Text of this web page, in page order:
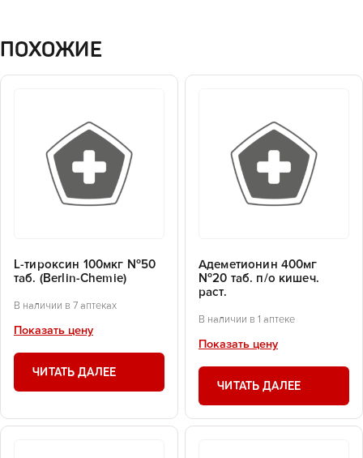
ПОХОЖИЕ
L-тироксин 100мкг №50
таб. (Berlin-Chemie)
В наличии в 7 аптеках
Показать цену
ЧИТАТЬ ДАЛЕЕ
Адеметионин 400мг
№20 таб. п/о кишеч.
раст.
В наличии в 1 аптеке
Показать цену
ЧИТАТЬ ДАЛЕЕ